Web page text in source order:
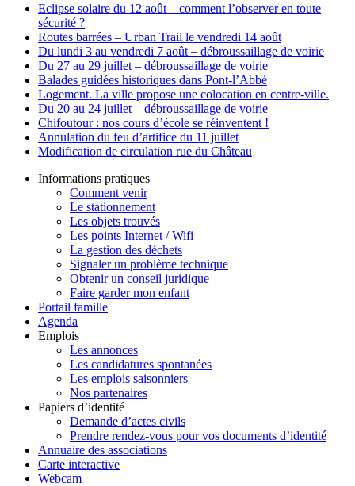
Eclipse solaire du 12 août – comment l’observer en toute
sécurité ?
Routes barrées – Urban Trail le vendredi 14 août
Du lundi 3 au vendredi 7 août – débroussaillage de voirie
Du 27 au 29 juillet – débroussaillage de voirie
Balades guidées historiques dans Pont-l’Abbé
Logement. La ville propose une colocation en centre-ville.
Du 20 au 24 juillet – débroussaillage de voirie
Chifoutour : nos cours d’école se réinventent !
Annulation du feu d’artifice du 11 juillet
Modification de circulation rue du Château
Informations pratiques
Comment venir
Le stationnement
Les objets trouvés
Les points Internet / Wifi
La gestion des déchets
Signaler un problème technique
Obtenir un conseil juridique
Faire garder mon enfant
Portail famille
Agenda
Emplois
Les annonces
Les candidatures spontanées
Les emplois saisonniers
Nos partenaires
Papiers d’identité
Demande d’actes civils
Prendre rendez-vous pour vos documents d’identité
Annuaire des associations
Carte interactive
Webcam